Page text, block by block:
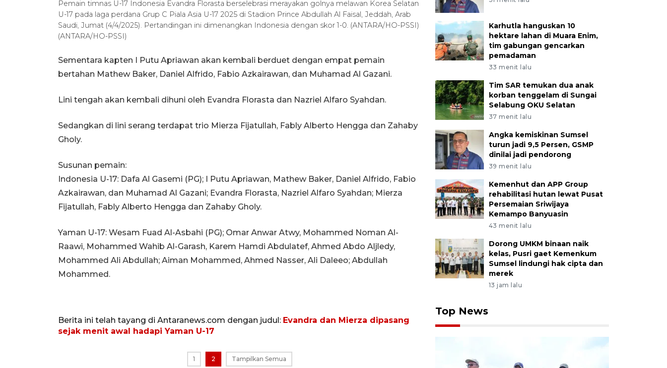
Pemain timnas U-17 Indonesia Evandra Florasta berselebrasi merayakan golnya melawan Korea Selatan
U-17 pada laga perdana Grup C Piala Asia U-17 2025 di Stadion Prince Abdullah Al Faisal, Jeddah, Arab
Saudi, Jumat (4/4/2025). Pertandingan ini dimenangkan Indonesia dengan skor 1-0. (ANTARA/HO-PSSI)
(ANTARA/HO-PSSI)
Sementara kapten I Putu Apriawan akan kembali berduet dengan empat pemain
bertahan Mathew Baker, Daniel Alfrido, Fabio Azkairawan, dan Muhamad Al Gazani.
Lini tengah akan kembali dihuni oleh Evandra Florasta dan Nazriel Alfaro Syahdan.
Sedangkan di lini serang terdapat trio Mierza Fijatullah, Fably Alberto Hengga dan Zahaby
Gholy.
Susunan pemain:
Indonesia U-17: Dafa Al Gasemi (PG); I Putu Apriawan, Mathew Baker, Daniel Alfrido, Fabio
Azkairawan, dan Muhamad Al Gazani; Evandra Florasta, Nazriel Alfaro Syahdan; Mierza
Fijatullah, Fably Alberto Hengga dan Zahaby Gholy.
Yaman U-17: Wesam Fuad Al-Asbahi (PG); Omar Anwar Atwy, Mohammed Noman Al-
Raawi, Mohammed Wahib Al-Garash, Karem Hamdi Abdulatef, Ahmed Abdo Aljledy,
Mohammed Ali Abdullah; Aiman Mohammed, Ahmed Nasser, Ali Daleeo; Abdullah
Mohammed.
Berita ini telah tayang di Antaranews.com dengan judul: Evandra dan Mierza dipasang
sejak menit awal hadapi Yaman U-17
1 2 Tampilkan Semua
Karhutla hanguskan 10
hektare lahan di Muara Enim,
tim gabungan gencarkan
pemadaman
33 menit lalu
Tim SAR temukan dua anak
korban tenggelam di Sungai
Selabung OKU Selatan
37 menit lalu
Angka kemiskinan Sumsel
turun jadi 9,5 Persen, GSMP
dinilai jadi pendorong
39 menit lalu
Kemenhut dan APP Group
rehabilitasi hutan lewat Pusat
Persemaian Sriwijaya
Kemampo Banyuasin
43 menit lalu
Dorong UMKM binaan naik
kelas, Pusri gaet Kemenkum
Sumsel lindungi hak cipta dan
merek
13 jam lalu
Top News